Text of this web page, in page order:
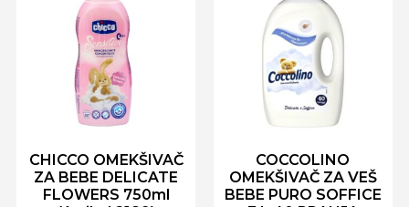
CHICCO OMEKŠIVAČ
ZA BEBE DELICATE
FLOWERS 750ml
COCCOLINO
OMEKŠIVAČ ZA VEŠ
BEBE PURO SOFFICE